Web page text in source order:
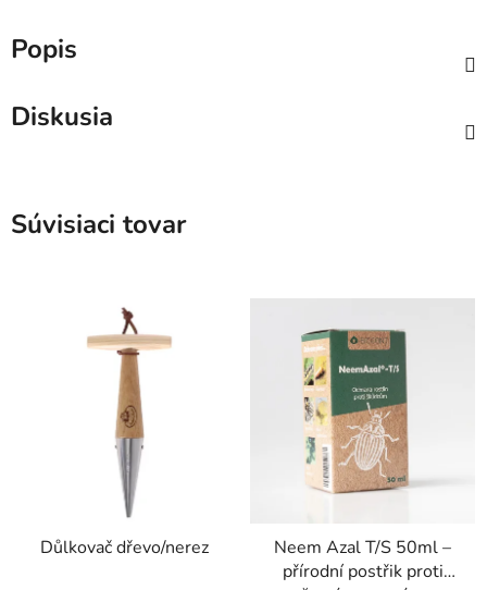
Popis
Diskusia
Súvisiaci tovar
Důlkovač dřevo/nerez
Neem Azal T/S 50ml –
přírodní postřik proti